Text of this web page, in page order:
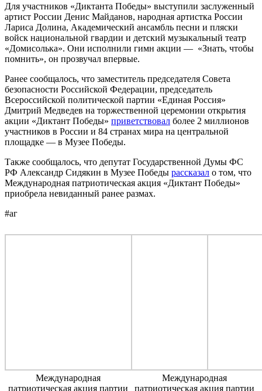
Для участников «Диктанта Победы» выступили заслуженный
артист России Денис Майданов, народная артистка России
Лариса Долина, Академический ансамбль песни и пляски
войск национальной гвардии и детский музыкальный театр
«Домисолька». Они исполнили гимн акции — «Знать, чтобы
помнить», он прозвучал впервые.
Ранее сообщалось, что заместитель председателя Совета
безопасности Российской Федерации, председатель
Всероссийской политической партии «Единая Россия»
Дмитрий Медведев на торжественной церемонии открытия
акции «Диктант Победы» приветствовал более 2 миллионов
участников в России и 84 странах мира на центральной
площадке — в Музее Победы.
Также сообщалось, что депутат Государственной Думы ФС
РФ Александр Сидякин в Музее Победы рассказал о том, что
Международная патриотическая акция «Диктант Победы»
приобрела невиданный ранее размах.
#аг
Международная
патриотическая акция партии
Международная
патриотическая акция партии